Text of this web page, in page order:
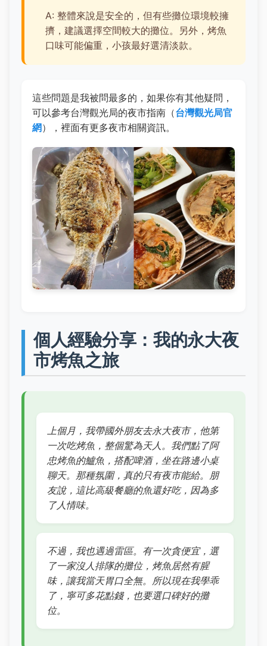
A: 整體來說是安全的，但有些攤位環境較擁
擠，建議選擇空間較大的攤位。另外，烤魚
口味可能偏重，小孩最好選清淡款。
這些問題是我被問最多的，如果你有其他疑問，
可以參考台灣觀光局的夜市指南（台灣觀光局官
網），裡面有更多夜市相關資訊。
個人經驗分享：我的永大夜
市烤魚之旅
上個月，我帶國外朋友去永大夜市，他第
一次吃烤魚，整個驚為天人。我們點了阿
忠烤魚的鱸魚，搭配啤酒，坐在路邊小桌
聊天。那種氛圍，真的只有夜市能給。朋
友說，這比高級餐廳的魚還好吃，因為多
了人情味。
不過，我也遇過雷區。有一次貪便宜，選
了一家沒人排隊的攤位，烤魚居然有腥
味，讓我當天胃口全無。所以現在我學乖
了，寧可多花點錢，也要選口碑好的攤
位。